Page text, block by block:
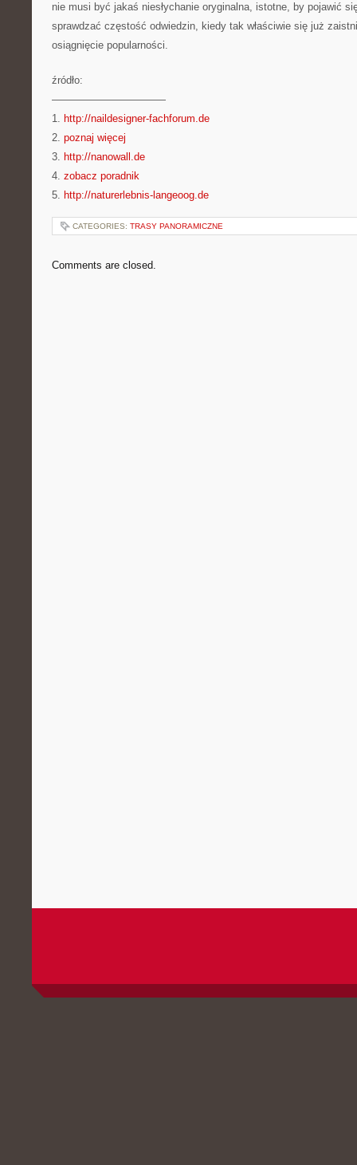
nie musi być jakaś niesłychanie oryginalna, istotne, by pojawić
sprawdzać częstość odwiedzin, kiedy tak właściwie się już
osiągnięcie popularności.
źródło:
———————————
1. http://naildesigner-fachforum.de
2. poznaj więcej
3. http://nanowall.de
4. zobacz poradnik
5. http://naturerlebnis-langeoog.de
CATEGORIES: TRASY PANORAMICZNE
Comments are closed.